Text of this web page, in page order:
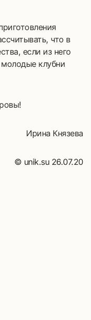
что в
если из него
клубни
Ирина Князева
© unik.su 26.07.20